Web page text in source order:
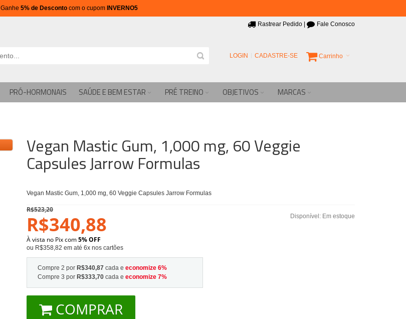
Ganhe 5% de Desconto com o cupom INVERNO5
Rastrear Pedido Fale Conosco
Carrinho
LOGIN CADASTRE-SE
PRÓ-HORMONAIS SAÚDE E BEM ESTAR PRÉ TREINO OBJETIVOS MARCAS
Vegan Mastic Gum, 1,000 mg, 60 Veggie
Capsules Jarrow Formulas
Vegan Mastic Gum, 1,000 mg, 60 Veggie Capsules Jarrow Formulas
Disponível: Em estoque
R$523,20
R$340,88
À vista no Pix com5% OFF
ou R$358,82 em até 6x nos cartões
Compre 2 por R$340,87cada e economize 6%
Compre 3 por R$333,70cada e economize 7%
COMPRAR